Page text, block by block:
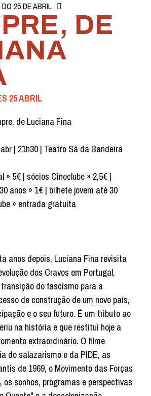
25 DE ABRIL
DE
25 ABRIL
de Luciana Fina
| 21h30 | Teatro Sá da Bandeira
» 5€ | sócios Cineclube » 2,5€ |
anos » 1€ | bilhete jovem até 30
» entrada gratuita
anos depois, Luciana Fina revisita
dos Cravos em Portugal,
do fascismo para a
de construção de um novo país,
e o seu futuro. É um tributo ao
na história e que restitui hoje a
extraordinário. O filme
do salazarismo e da PIDE, as
de 1969, o Movimento das Forças
os sonhos, programas e perspectivas